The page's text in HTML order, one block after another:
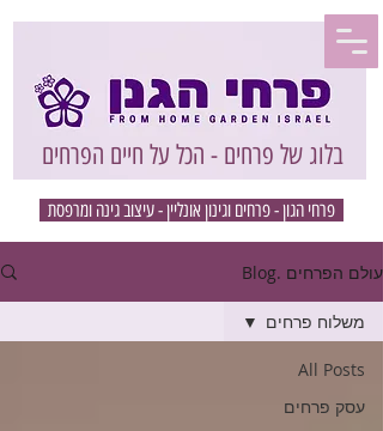
בלוג של פרחים - הכל על חיים הפרחים
עולם הפרחים .Blog
All Posts
עסק פרחים
משלוח פרחים